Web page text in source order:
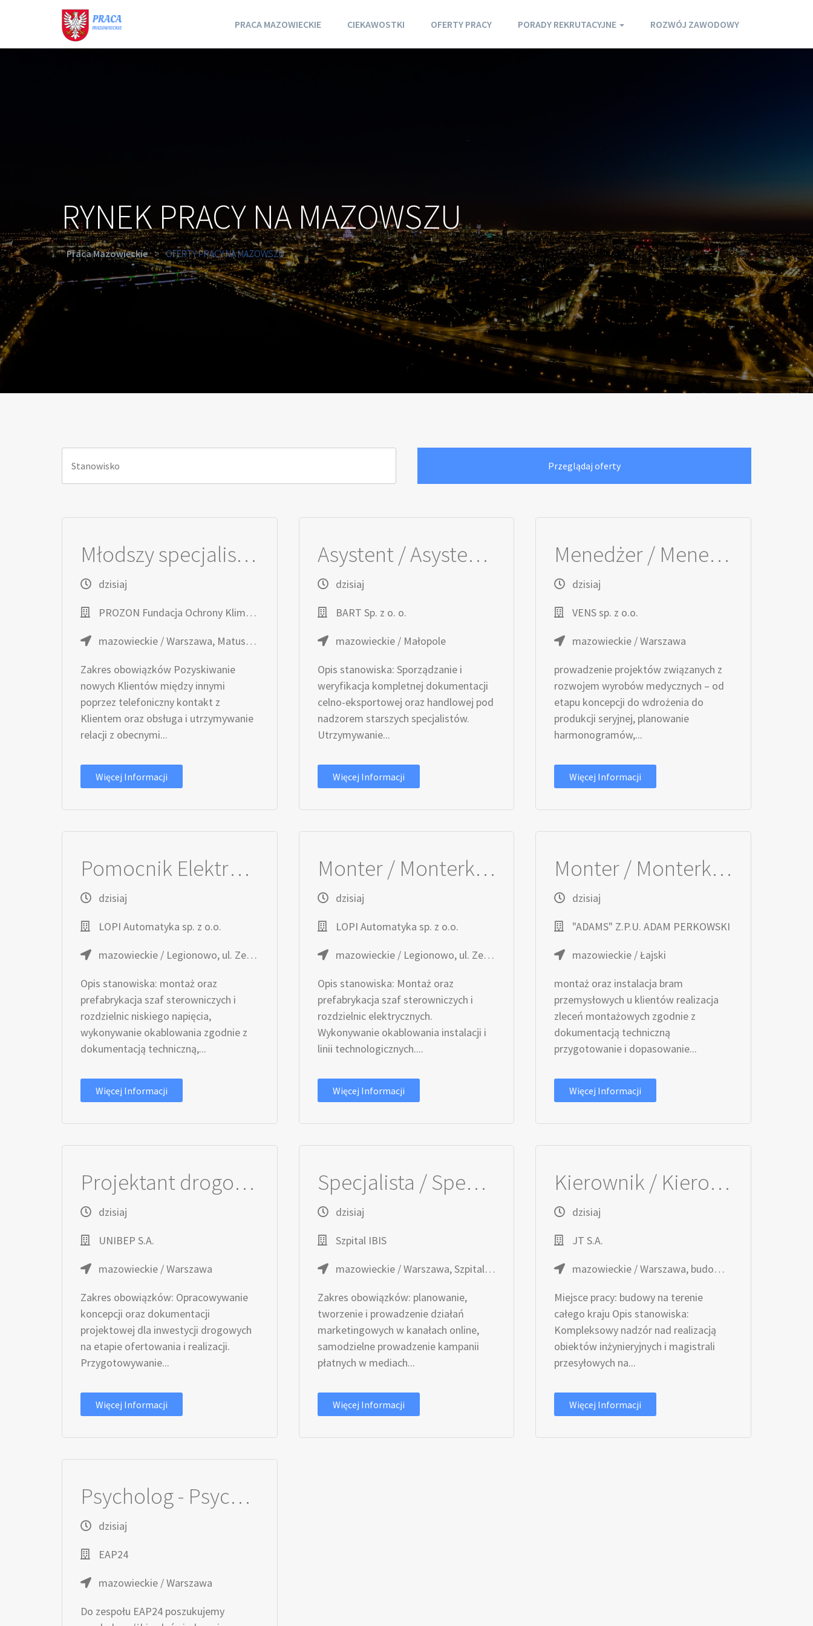
PRACA MAZOWIECKIE CIEKAWOSTKI OFERTY PRACY PORADY REKRUTACYJNE ROZWÓJ ZAWODOWY
RYNEK PRACY NA MAZOWSZU
Praca Mazowieckie > OFERTY PRACY NA MAZOWSZU
Młodszy specjalista / Młodsza specjalistka ds. sprzedaży
dzisiaj
PROZON Fundacja Ochrony Klimatu
mazowieckie / Warszawa, Matuszewska 14C
Zakres obowiązków Pozyskiwanie
nowych Klientów między innymi
poprzez telefoniczny kontakt z
Klientem oraz obsługa i utrzymywanie
relacji z obecnymi...
Więcej Informacji
Asystent / Asystentka ds. Logistyki i Transportu (k/m)
dzisiaj
BART Sp. z o. o.
mazowieckie / Małopole
Opis stanowiska: Sporządzanie i
weryfikacja kompletnej dokumentacji
celno-eksportowej oraz handlowej pod
nadzorem starszych specjalistów.
Utrzymywanie...
Więcej Informacji
Menedżer / Menedżerka Projektów R&D
dzisiaj
VENS sp. z o.o.
mazowieckie / Warszawa
prowadzenie projektów związanych z
rozwojem wyrobów medycznych – od
etapu koncepcji do wdrożenia do
produkcji seryjnej, planowanie
harmonogramów,...
Więcej Informacji
Pomocnik Elektryka / Pomocniczka Elekryka
dzisiaj
LOPI Automatyka sp. z o.o.
mazowieckie / Legionowo, ul. Zegrzyńska 4
Opis stanowiska: montaż oraz
prefabrykacja szaf sterowniczych i
rozdzielnic niskiego napięcia,
wykonywanie okablowania zgodnie z
dokumentacją techniczną,...
Więcej Informacji
Monter / Monterka Szaf Sterowniczych
dzisiaj
LOPI Automatyka sp. z o.o.
mazowieckie / Legionowo, ul. Zegrzyńska 4
Opis stanowiska: Montaż oraz
prefabrykacja szaf sterowniczych i
rozdzielnic elektrycznych.
Wykonywanie okablowania instalacji i
linii technologicznych....
Więcej Informacji
Monter / Monterka bram przemysłowych
dzisiaj
"ADAMS" Z.P.U. ADAM PERKOWSKI
mazowieckie / Łajski
montaż oraz instalacja bram
przemysłowych u klientów realizacja
zleceń montażowych zgodnie z
dokumentacją techniczną
przygotowanie i dopasowanie...
Więcej Informacji
Projektant drogowy (K/M)
dzisiaj
UNIBEP S.A.
mazowieckie / Warszawa
Zakres obowiązków: Opracowywanie
koncepcji oraz dokumentacji
projektowej dla inwestycji drogowych
na etapie ofertowania i realizacji.
Przygotowywanie...
Więcej Informacji
Specjalista / Specjalistka ds. Marketingu Internetowego
dzisiaj
Szpital IBIS
mazowieckie / Warszawa, Szpital IBIS
Zakres obowiązków: planowanie,
tworzenie i prowadzenie działań
marketingowych w kanałach online,
samodzielne prowadzenie kampanii
płatnych w mediach...
Więcej Informacji
Kierownik / Kierowniczka Budowy w branży instalacyjnej (m/k)
dzisiaj
JT S.A.
mazowieckie / Warszawa, budowy na terenie całego kraju
Miejsce pracy: budowy na terenie
całego kraju Opis stanowiska:
Kompleksowy nadzór nad realizacją
obiektów inżynieryjnych i magistrali
przesyłowych na...
Więcej Informacji
Psycholog - Psychotraumatolog / Psycholożka - Psychotraumatolożka
dzisiaj
EAP24
mazowieckie / Warszawa
Do zespołu EAP24 poszukujemy